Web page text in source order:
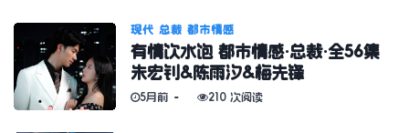
现代 总裁 都市情感
有情饮水饱 都市情感·总裁·全56集
朱宏钊&陈雨汐&梅先锋
5月前 210 次阅读